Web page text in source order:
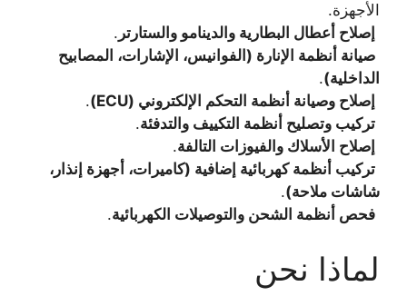
الأجهزة.
إصلاح أعطال البطارية والدينامو والستارتر .
صيانة أنظمة الإنارة (الفوانيس، الإشارات، المصابيح
الداخلية).
إصلاح وصيانة أنظمة التحكم الإلكتروني (ECU)
.
تركيب وتصليح أنظمة التكييف والتدفئة.
إصلاح الأسلاك والفيوزات التالفة.
تركيب أنظمة كهربائية إضافية (كاميرات، أجهزة إنذار،
شاشات ملاحة).
فحص أنظمة الشحن والتوصيلات الكهربائية.
لماذا نحن